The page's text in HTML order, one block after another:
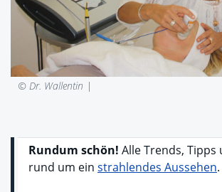
© Dr. Wallentin |
Rundum schön! Alle Trends, Tipps
rund um ein strahlendes Aussehen.